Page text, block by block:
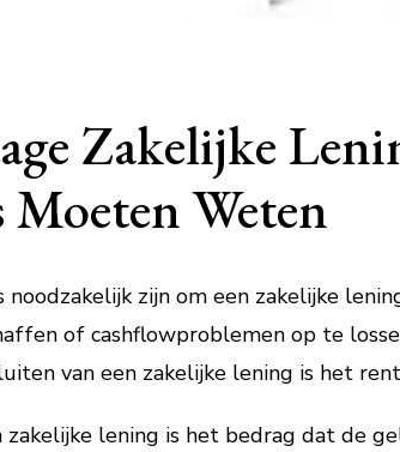
Zakelijke
Weten
noodzakelijk zijn om een zakelijke
of cashflowproblemen op te
van een zakelijke lening is het
lening is het bedrag dat de